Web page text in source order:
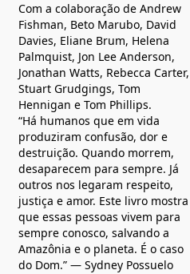
Com a colaboração de Andrew
Fishman, Beto Marubo, David
Davies, Eliane Brum, Helena
Palmquist, Jon Lee Anderson,
Jonathan Watts, Rebecca Carter,
Stuart Grudgings, Tom
Hennigan e Tom Phillips.
“Há humanos que em vida
produziram confusão, dor e
destruição. Quando morrem,
desaparecem para sempre. Já
outros nos legaram respeito,
justiça e amor. Este livro mostra
que essas pessoas vivem para
sempre conosco, salvando a
Amazônia e o planeta. É o caso
do Dom.” — Sydney Possuelo